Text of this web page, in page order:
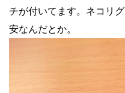
チが付いてます。ネコリ
安なんだとか。